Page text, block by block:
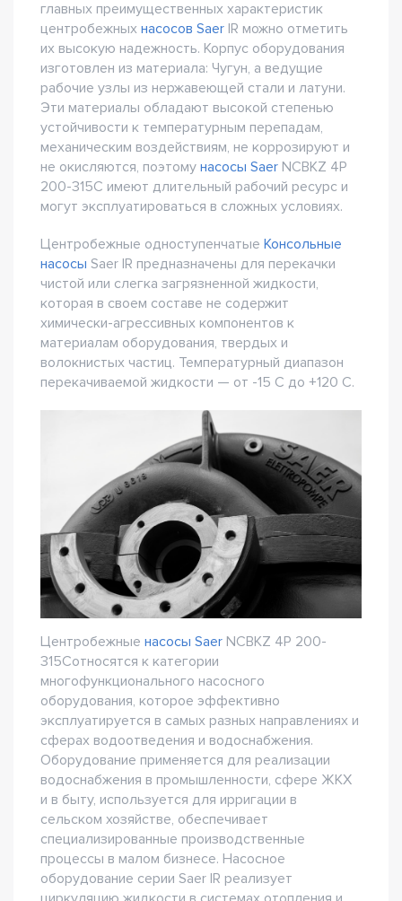
главных преимущественных характеристик
центробежных насосов Saer IR можно отметить
их высокую надежность. Корпус оборудования
изготовлен из материала: Чугун, а ведущие
рабочие узлы из нержавеющей стали и латуни.
Эти материалы обладают высокой степенью
устойчивости к температурным перепадам,
механическим воздействиям, не коррозируют и
не окисляются, поэтому насосы Saer NCBKZ 4P
200-315C имеют длительный рабочий ресурс и
могут эксплуатироваться в сложных условиях.
Центробежные одноступенчатые Консольные
насосы Saer IR предназначены для перекачки
чистой или слегка загрязненной жидкости,
которая в своем составе не содержит
химически-агрессивных компонентов к
материалам оборудования, твердых и
волокнистых частиц. Температурный диапазон
перекачиваемой жидкости — от -15 С до +120 С.
Центробежные насосы Saer NCBKZ 4P 200-
315Cотносятся к категории
многофункционального насосного
оборудования, которое эффективно
эксплуатируется в самых разных направлениях и
сферах водоотведения и водоснабжения.
Оборудование применяется для реализации
водоснабжения в промышленности, сфере ЖКХ
и в быту, используется для ирригации в
сельском хозяйстве, обеспечивает
специализированные производственные
процессы в малом бизнесе. Насосное
оборудование серии Saer IR реализует